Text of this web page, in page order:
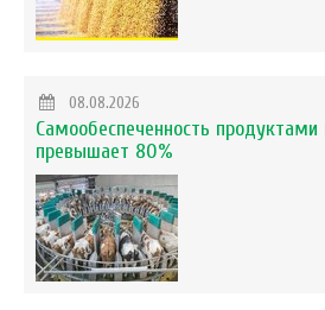
08.08.2026
Самообеспеченность продуктами
превышает 80%